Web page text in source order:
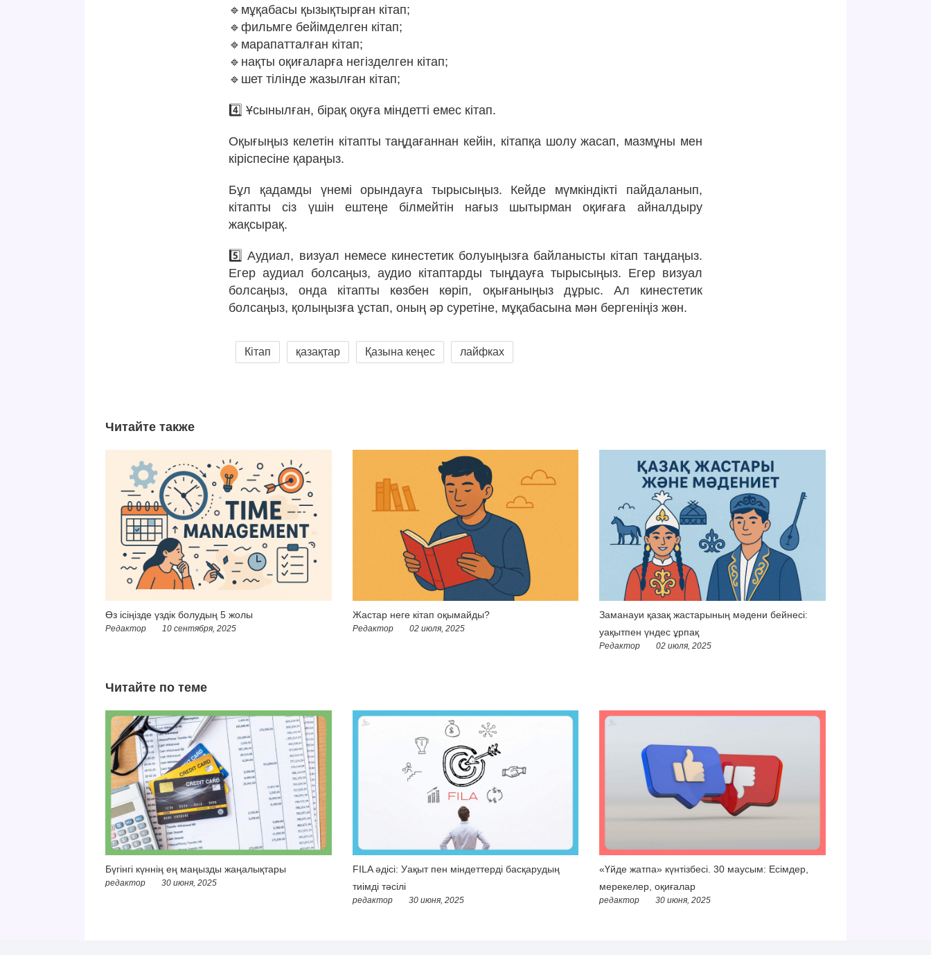
🔹мұқабасы қызықтырған кітап;
🔹фильмге бейімделген кітап;
🔹марапатталған кітап;
🔹нақты оқиғаларға негізделген кітап;
🔹шет тілінде жазылған кітап;
4️⃣ Ұсынылған, бірақ оқуға міндетті емес кітап.
Оқығыңыз келетін кітапты таңдағаннан кейін, кітапқа шолу жасап, мазмұны мен
кіріспесіне қараңыз.
Бұл қадамды үнемі орындауға тырысыңыз. Кейде мүмкіндікті пайдаланып,
кітапты сіз үшін ештеңе білмейтін нағыз шытырман оқиғаға айналдыру
жақсырақ.
5️⃣ Аудиал, визуал немесе кинестетик болуыңызға байланысты кітап таңдаңыз.
Егер аудиал болсаңыз, аудио кітаптарды тыңдауға тырысыңыз. Егер визуал
болсаңыз, онда кітапты көзбен көріп, оқығаныңыз дұрыс. Ал кинестетик
болсаңыз, қолыңызға ұстап, оның әр суретіне, мұқабасына мән бергеніңіз жөн.
Кітап қазақтар Қазына кеңес лайфках
Читайте также
Өз ісіңізде үздік болудың 5 жолы
Редактор 10 сентября, 2025
Жастар неге кітап оқымайды?
Редактор 02 июля, 2025
Заманауи қазақ жастарының мәдени бейнесі:
уақытпен үндес ұрпақ
Редактор 02 июля, 2025
Читайте по теме
Бүгінгі күннің ең маңызды жаңалықтары
редактор 30 июня, 2025
FILA әдісі: Уақыт пен міндеттерді басқарудың
тиімді тәсілі
редактор 30 июня, 2025
«Үйде жатпа» күнтізбесі. 30 маусым: Есімдер,
мерекелер, оқиғалар
редактор 30 июня, 2025